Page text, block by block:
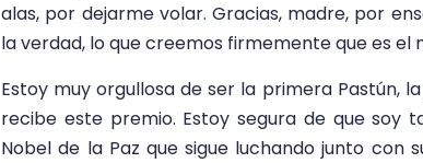
alas, por dejarme volar. Gracias, madre, por
la verdad, lo que creemos firmemente que es el
Estoy muy orgullosa de ser la primera Pastún,
recibe este premio. Estoy segura de que soy
Nobel de la Paz que sigue luchando junto con